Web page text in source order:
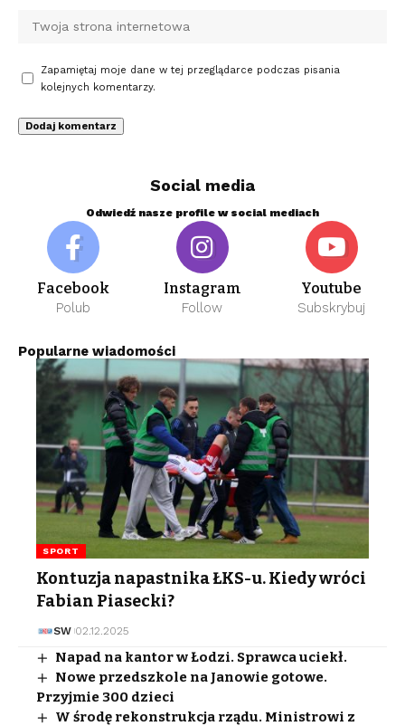
Zapamiętaj moje dane w tej przeglądarce podczas pisania
kolejnych komentarzy.
Social media
Odwiedź nasze profile w social mediach
Facebook
Polub
Instagram
Follow
Youtube
Subskrybuj
Popularne wiadomości
SPORT
Kontuzja napastnika ŁKS-u. Kiedy wróci
Fabian Piasecki?
SW 02.12.2025
Napad na kantor w Łodzi. Sprawca uciekł.
Nowe przedszkole na Janowie gotowe.
Przyjmie 300 dzieci
W środę rekonstrukcja rządu. Ministrowi z